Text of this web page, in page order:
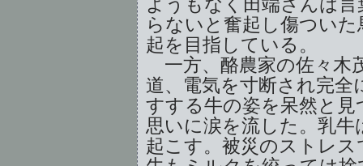
らないと奮起し傷つい
起を目指している。
一方、酪農家の佐々木
道、電気を寸断され完
すする牛の姿を呆然と
思いに涙を流した。乳
起こす。被災のストレ